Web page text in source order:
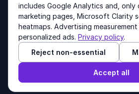
Other products by GenText Group:LexDraft·
© 2026 GenText Group Inc. すべての
includes Google Analytics and,
marketing pages, Microsoft Clarity
heatmaps. Advertising
personalized ads. Privacy policy.
Reject non-essential
Accept all